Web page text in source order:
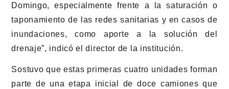
Domingo, especialmente frente a la saturación o
taponamiento de las redes sanitarias y en casos de
inundaciones, como aporte a la solución del
drenaje”, indicó el director de la institución.
Sostuvo que estas primeras cuatro unidades forman
parte de una etapa inicial de doce camiones que